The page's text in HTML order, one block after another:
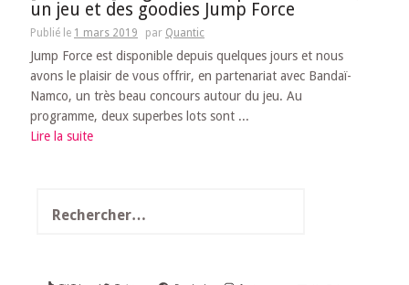
un jeu et des goodies Jump Force
Publié le 1 mars 2019 par Quantic
Jump Force est disponible depuis quelques jours et nous
avons le plaisir de vous offrir, en partenariat avec Bandaï-
Namco, un très beau concours autour du jeu. Au
programme, deux superbes lots sont ...
Lire la suite